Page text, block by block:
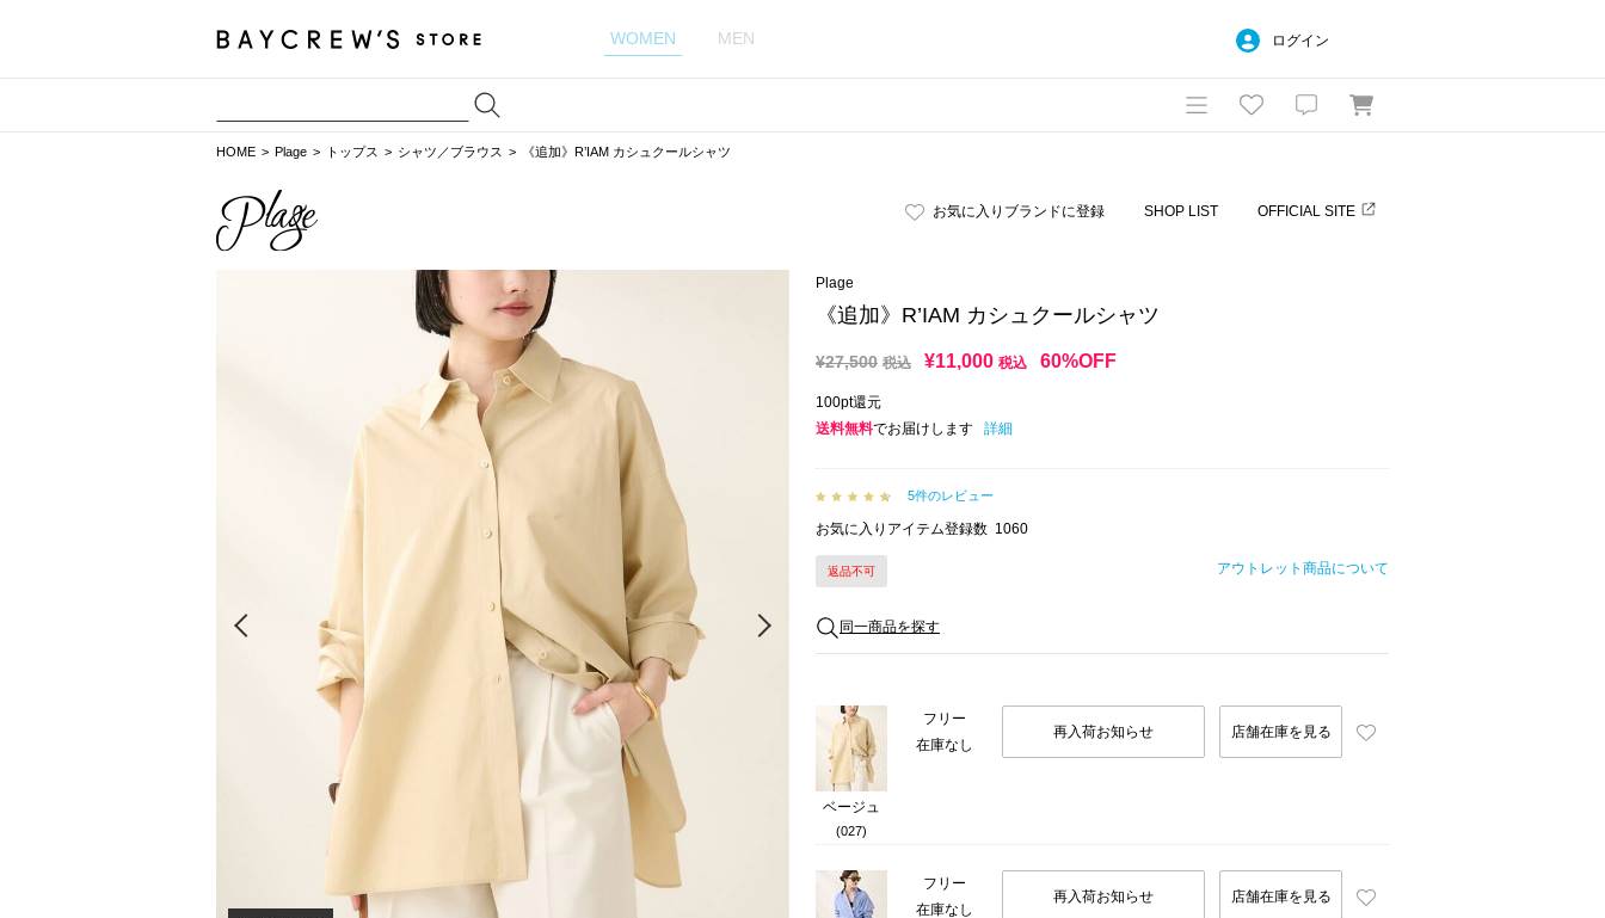
WOMEN MEN ログイン
HOME Plage トップス シャツ／ブラウス 《追加》R’IAM カシュクールシャツ
お気に入りブランドに登録 SHOP LIST OFFICIAL SITE
Plage
《追加》R’IAM カシュクールシャツ
¥27,500 税込 ¥11,000 税込 60%OFF
100pt還元
送料無料でお届けします 詳細
5件のレビュー
お気に入りアイテム登録数 1060
返品不可 アウトレット商品について
同一商品を探す
ベージュ
(027)
フリー
在庫なし
再入荷お知らせ 店舗在庫を見る
フリー
在庫なし
再入荷お知らせ 店舗在庫を見る